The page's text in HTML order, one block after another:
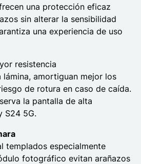
una protección eficaz
sin alterar la sensibilidad
una experiencia de uso
resistencia
lámina, amortiguan mejor los
de rotura en caso de caída.
la pantalla de alta
S24 5G.
templados especialmente
fotográfico evitan arañazos